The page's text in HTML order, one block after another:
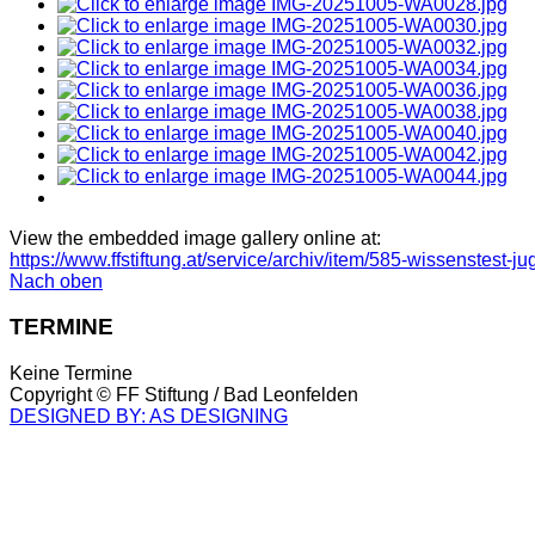
View the embedded image gallery online at:
https://www.ffstiftung.at/service/archiv/item/585-wissenstest-
Nach oben
TERMINE
Keine Termine
Copyright © FF Stiftung / Bad Leonfelden
DESIGNED BY: AS DESIGNING